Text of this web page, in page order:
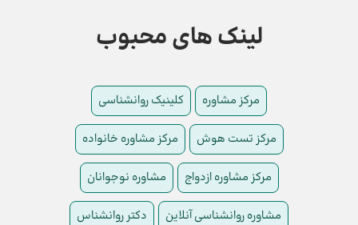
لینک های محبوب
مرکز مشاوره کلینیک روانشناسی
مرکز تست هوش مرکز مشاوره خانواده
مرکز مشاوره ازدواج مشاوره نوجوانان
مشاوره روانشناسی آنلاین دکتر روانشناس